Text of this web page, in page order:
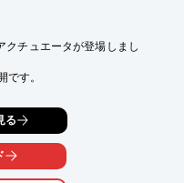
クチュエータが登場しまし
す。
）
付き）
60mm の5サイズ展
る